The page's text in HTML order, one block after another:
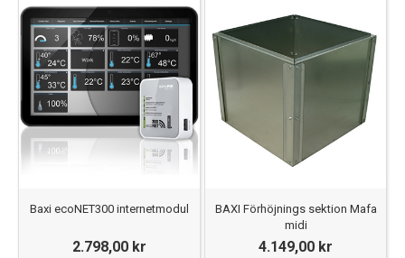
Baxi ecoNET300 internetmodul
2.798,00 kr
BAXI Förhöjnings sektion Mafa
midi
4.149,00 kr